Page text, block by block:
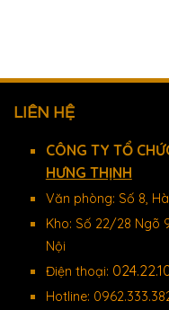
LIÊN HỆ
CÔNG TY TỔ
HƯNG THỊNH
Văn phòng: Số 8,
Kho: Số 22/28 Ngõ
Nội
Điện thoại:
Hotline: